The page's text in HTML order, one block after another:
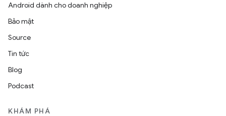
Android dành cho doanh nghiệp
Bảo mật
Source
Tin tức
Blog
Podcast
KHÁM PHÁ